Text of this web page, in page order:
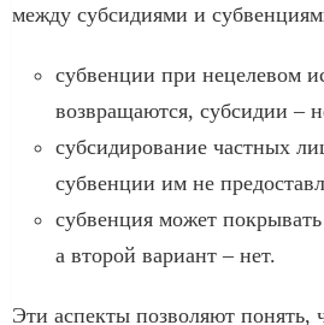
между субсидиями и
субвенции при нецелевом
возвращаются, субсидии –
субсидирование частных
субвенции им не
субвенция может
а второй вариант – нет.
Эти аспекты позволяют понять,